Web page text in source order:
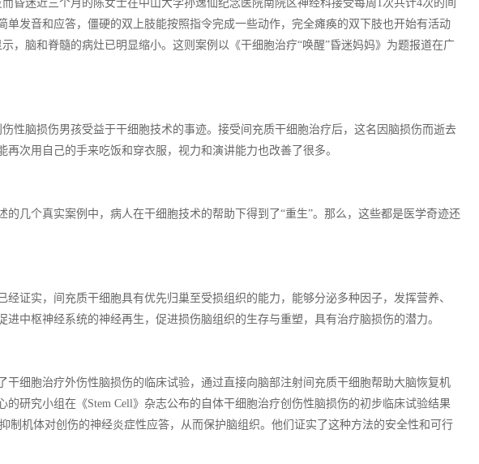
昏迷近三个月的陈女士在中山大学孙逸仙纪念医院南院区神经科接受每周1次共计4次的间
单发音和应答，僵硬的双上肢能按照指令完成一些动作，完全瘫痪的双下肢也开始有活动
，脑和脊髓的病灶已明显缩小。这则案例以《干细胞治疗“唤醒”昏迷妈妈》为题报道在广
性脑损伤男孩受益于干细胞技术的事迹。接受间充质干细胞治疗后，这名因脑损伤而逝去
次用自己的手来吃饭和穿衣服，视力和演讲能力也改善了很多。
的几个真实案例中，病人在干细胞技术的帮助下得到了“重生”。那么，这些都是医学奇迹还
经证实，间充质干细胞具有优先归巢至受损组织的能力，能够分泌多种因子，发挥营养、
进中枢神经系统的神经再生，促进损伤脑组织的生存与重塑，具有治疗脑损伤的潜力。
干细胞治疗外伤性脑损伤的临床试验，通过直接向脑部注射间充质干细胞帮助大脑恢复机
的研究小组在《Stem Cell》杂志公布的自体干细胞治疗创伤性脑损伤的初步临床试验结果
制机体对创伤的神经炎症性应答，从而保护脑组织。他们证实了这种方法的安全性和可行